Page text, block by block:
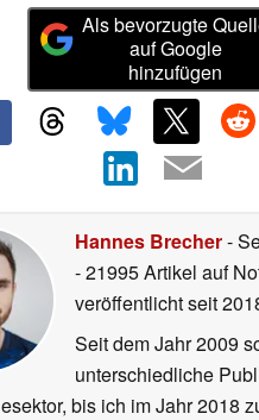
Als bevorzugte
auf Google
hinzufügen
Hannes Brecher-
- 21995 Artikel auf
veröffentlichtseit
Seit dem Jahr 2009
unterschiedliche
bis ich im Jahr 2018